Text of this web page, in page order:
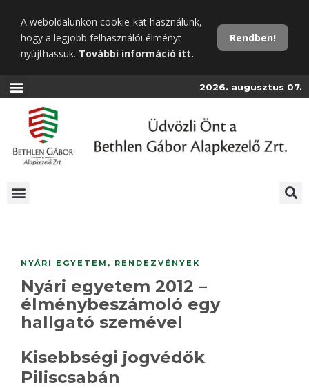
tartalomra
A weboldalunkon cookie-kat használunk,
hogy a legjobb felhasználói élményt
nyújthassuk. További információ itt.
Rendben!
2026. augusztus 07.
NYÁRI EGYETEM , RENDEZVÉNYEK
Nyári egyetem 2012 –
élménybeszámoló egy
hallgató szemével
Kisebbségi jogvédők
Piliscsabán